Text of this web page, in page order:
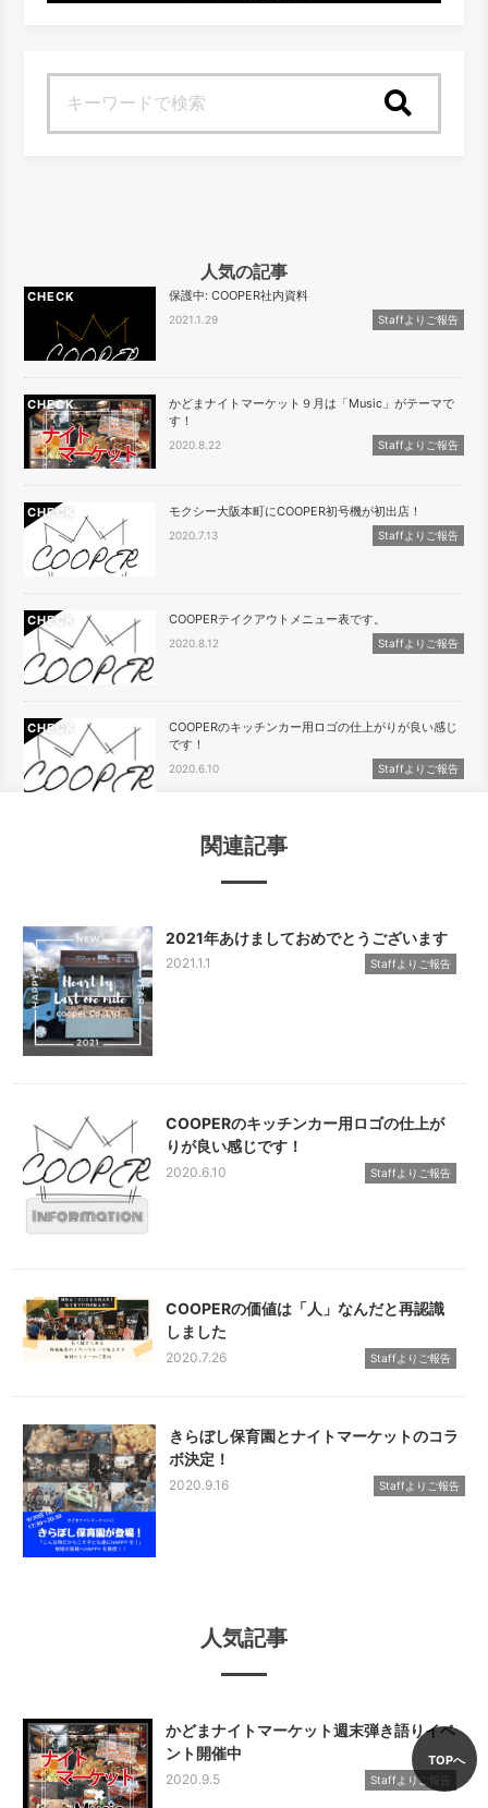
人気の記事
CHECK 保護中: COOPER社内資料
2021.1.29 Staffよりご報告
CHECK
かどまナイトマーケット９月は「Music」がテーマで
す！
2020.8.22 Staffよりご報告
CHECK モクシー大阪本町にCOOPER初号機が初出店！
2020.7.13 Staffよりご報告
CHECK COOPERテイクアウトメニュー表です。
2020.8.12 Staffよりご報告
CHECK
COOPERのキッチンカー用ロゴの仕上がりが良い感じ
です！
2020.6.10 Staffよりご報告
関連記事
2021年あけましておめでとうございます
2021.1.1 Staffよりご報告
COOPERのキッチンカー用ロゴの仕上が
りが良い感じです！
2020.6.10 Staffよりご報告
COOPERの価値は「人」なんだと再認識
しました
2020.7.26 Staffよりご報告
きらぼし保育園とナイトマーケットのコラ
ボ決定！
2020.9.16 Staffよりご報告
人気記事
かどまナイトマーケット週末弾き語りイベ
ント開催中
2020.9.5 Staffよりご報告
TOPへ